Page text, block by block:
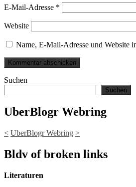
E-Mail-Adresse *
Website
Name, E-Mail-Adresse und Website
Suchen
Suchen
UberBlogr Webring
< UberBlogr Webring >
Bldv of broken links
Literaturen